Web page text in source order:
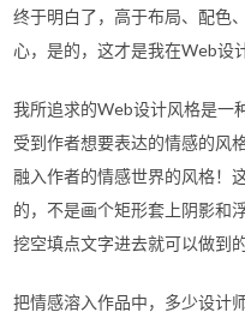
终于明白了，高于布局、配色
心，是的，这才是我在Web设
我所追求的Web设计风格是一
受到作者想要表达的情感的风
融入作者的情感世界的风格！
的，不是画个矩形套上阴影和
挖空填点文字进去就可以做到
把情感溶入作品中，多少设计